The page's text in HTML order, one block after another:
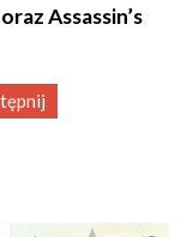
Assassin’s